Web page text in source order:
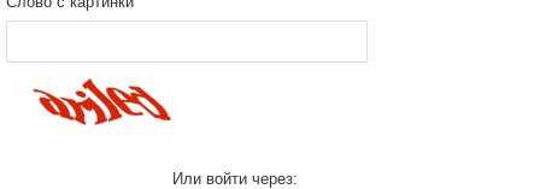
Или войти через: